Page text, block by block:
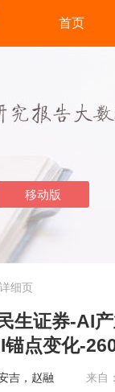
首页
细页
生证券-AI
点变化-
吉，赵融 来自：